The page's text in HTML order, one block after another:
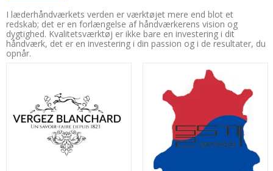
I læderhåndværkets verden er værktøjet mere end blot et
redskab; det er en forlængelse af håndværkerens vision og
dygtighed. Kvalitetsværktøj er ikke bare en investering i dit
håndværk, det er en investering i din passion og i de resultater, du
opnår.